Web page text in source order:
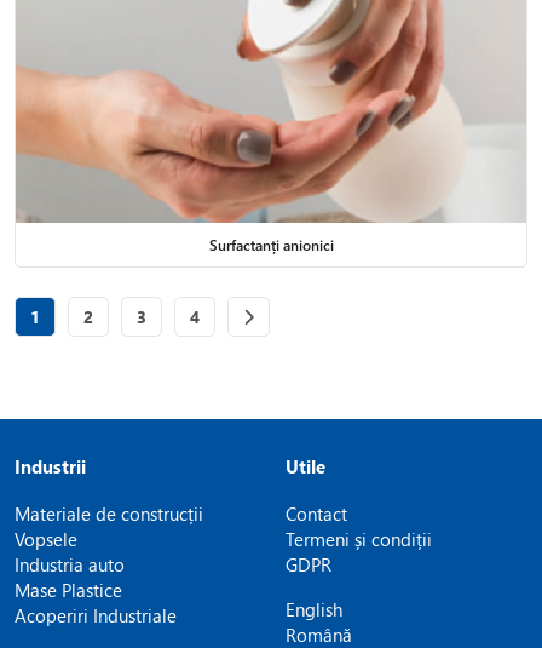
Surfactanți anionici
Page
1 Page
2 Page
3 Page
4of 4
Industrii
Materiale de construcții
Vopsele
Industria auto
Mase Plastice
Acoperiri Industriale
Utile
Contact
Termeni și condiții
GDPR
English
Română